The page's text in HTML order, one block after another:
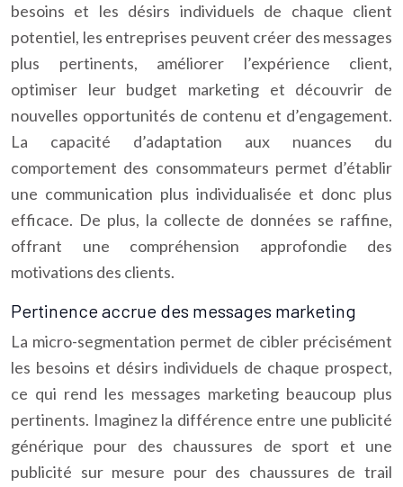
besoins et les désirs individuels de chaque client
potentiel, les entreprises peuvent créer des messages
plus pertinents, améliorer l’expérience client,
optimiser leur budget marketing et découvrir de
nouvelles opportunités de contenu et d’engagement.
La capacité d’adaptation aux nuances du
comportement des consommateurs permet d’établir
une communication plus individualisée et donc plus
efficace. De plus, la collecte de données se raffine,
offrant une compréhension approfondie des
motivations des clients.
Pertinence accrue des messages marketing
La micro-segmentation permet de cibler précisément
les besoins et désirs individuels de chaque prospect,
ce qui rend les messages marketing beaucoup plus
pertinents. Imaginez la différence entre une publicité
générique pour des chaussures de sport et une
publicité sur mesure pour des chaussures de trail